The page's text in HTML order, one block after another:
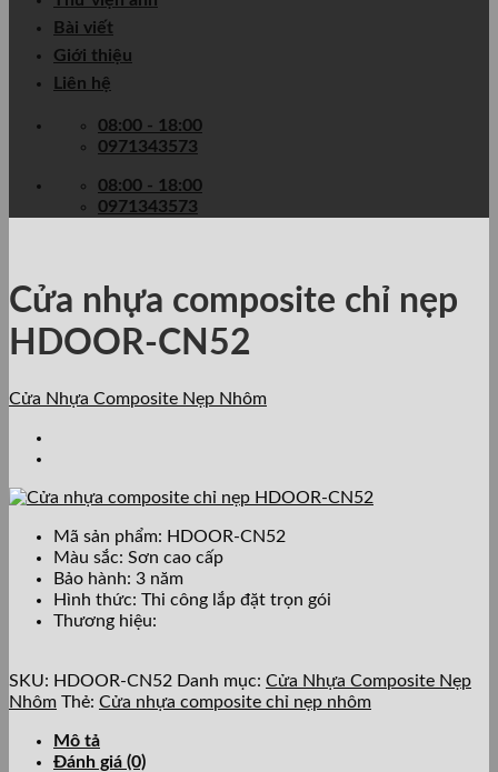
Bài viết
Giới thiệu
Liên hệ
08:00 - 18:00
0971343573
08:00 - 18:00
0971343573
Cửa nhựa composite chỉ nẹp
HDOOR-CN52
Cửa Nhựa Composite Nẹp Nhôm
Mã sản phẩm: HDOOR-CN52
Màu sắc: Sơn cao cấp
Bảo hành: 3 năm
Hình thức: Thi công lắp đặt trọn gói
Thương hiệu:
SKU: HDOOR-CN52 Danh mục: Cửa Nhựa Composite Nẹp
Nhôm Thẻ: Cửa nhựa composite chỉ nẹp nhôm
Mô tả
Đánh giá (0)